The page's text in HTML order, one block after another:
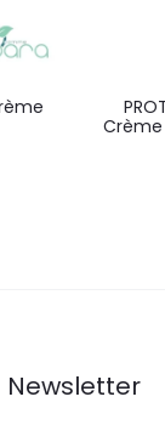
Crème
Newsletter